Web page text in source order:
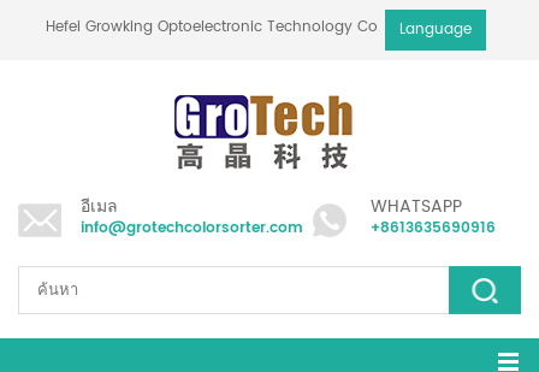
Hefei Growking Optoelectronic Technology Co.,LtdLanguage
อีเมล
info@grotechcolorsorter.com
WHATSAPP
+8613635690916